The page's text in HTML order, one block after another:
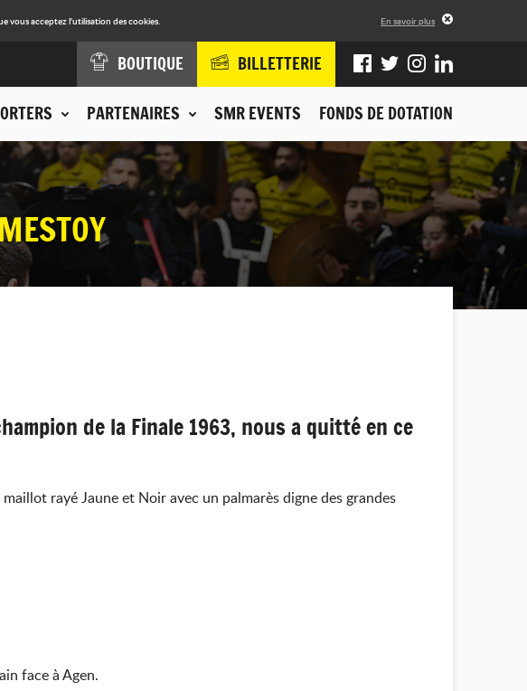
vous acceptez l'utilisation des cookies. En savoir plus
PARTENAIRES SMR EVENTS FONDS DE DOTATION
BOUTIQUE BILLETTERIE
de la Finale 1963, nous a quitté en ce
rayé Jaune et Noir avec un palmarès digne des grandes
face à Agen.